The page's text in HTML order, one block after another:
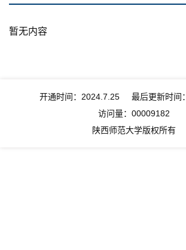
暂无内容
开通时间： 2024.7.25 最后更新时间：
访问量： 00009182
陕西师范大学版权所有